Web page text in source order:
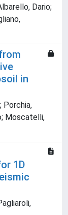
Dario;
in
Porchia,
Moscatelli,
1D